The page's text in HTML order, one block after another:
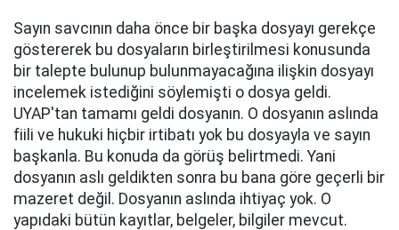
Sayın savcının daha önce bir başka dosyayı gerekçe
göstererek bu dosyaların birleştirilmesi konusunda
bir talepte bulunup bulunmayacağına ilişkin dosyayı
incelemek istediğini söylemişti o dosya geldi.
UYAP'tan tamamı geldi dosyanın. O dosyanın aslında
fiili ve hukuki hiçbir irtibatı yok bu dosyayla ve sayın
başkanla. Bu konuda da görüş belirtmedi. Yani
dosyanın aslı geldikten sonra bu bana göre geçerli bir
mazeret değil. Dosyanın aslında ihtiyaç yok. O
yapıdaki bütün kayıtlar, belgeler, bilgiler mevcut.